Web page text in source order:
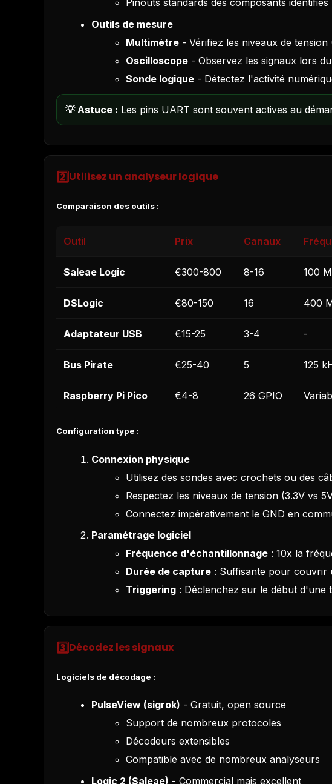
Pinouts standards des composants identifiés
Outils de mesure
Multimètre - Vérifiez les niveaux de tension
Oscilloscope - Observez les signaux lors
Sonde logique - Détectez l'activité
💡 Astuce : Les pins UART sont souvent actives au
2️⃣Utilisez un analyseur logique
Comparaison des outils :
Outil Prix Canaux
Saleae Logic €300-800 8-16 100
DSLogic €80-150 16 400
Adaptateur USB €15-25 3-4 -
Bus Pirate €25-40 5 125
Raspberry Pi Pico €4-8 26 GPIO
Configuration type :
Connexion physique
Utilisez des sondes avec crochets ou des
Respectez les niveaux de tension (3.3V vs
Connectez impérativement le GND en
Paramétrage logiciel
Fréquence d'échantillonnage : 10x la
Durée de capture : Suffisante pour couvrir
Triggering : Déclenchez sur le début d'une
3️⃣Décodez les signaux
Logiciels de décodage :
PulseView (sigrok) - Gratuit, open source
Support de nombreux protocoles
Décodeurs extensibles
Compatible avec de nombreux analyseurs
Logic 2 (Saleae) - Commercial mais excellent